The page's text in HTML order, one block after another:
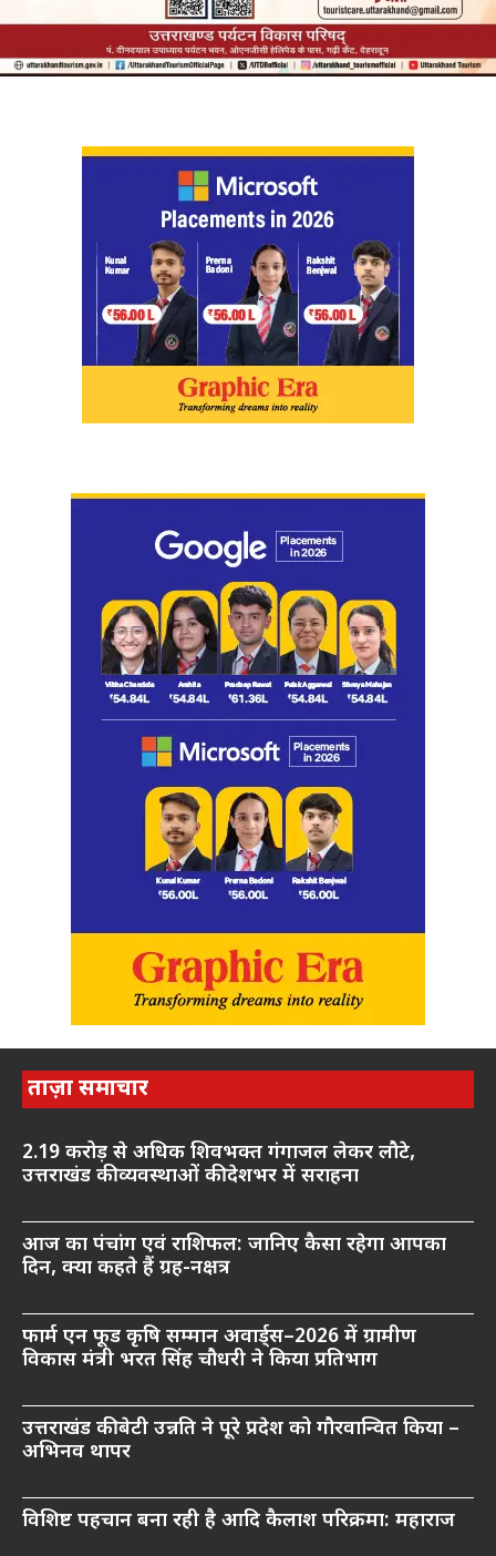
ताज़ा समाचार
2.19 करोड़ से अधिक शिवभक्त गंगाजल लेकर लौटे,
उत्तराखंड की व्यवस्थाओं की देशभर में सराहना
आज का पंचांग एवं राशिफल: जानिए कैसा रहेगा आपका
दिन, क्या कहते हैं ग्रह-नक्षत्र
फार्म एन फूड कृषि सम्मान अवार्ड्स–2026 में ग्रामीण
विकास मंत्री भरत सिंह चौधरी ने किया प्रतिभाग
उत्तराखंड की बेटी उन्नति ने पूरे प्रदेश को गौरवान्वित किया –
अभिनव थापर
विशिष्ट पहचान बना रही है आदि कैलाश परिक्रमा: महाराज